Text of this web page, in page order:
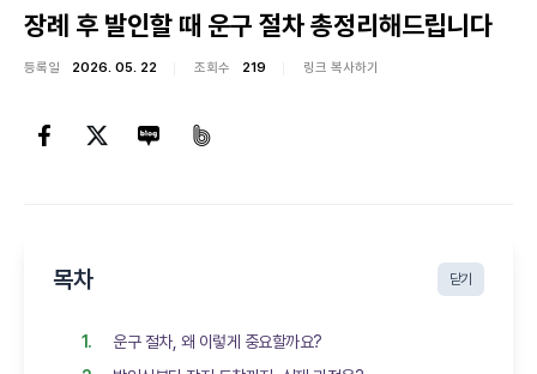
장례 후 발인할 때 운구 절차 총정리해드립니다
등록일 2026. 05. 22 조회수 219 링크 복사하기
목차 닫기
운구 절차, 왜 이렇게 중요할까요?